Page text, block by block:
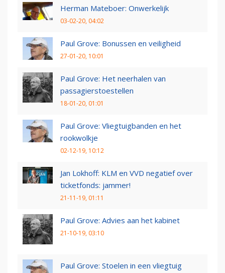
Herman Mateboer: Onwerkelijk
03-02-20, 04:02
Paul Grove: Bonussen en veiligheid
27-01-20, 10:01
Paul Grove: Het neerhalen van
passagierstoestellen
18-01-20, 01:01
Paul Grove: Vliegtuigbanden en het
rookwolkje
02-12-19, 10:12
Jan Lokhoff: KLM en VVD negatief over
ticketfonds: jammer!
21-11-19, 01:11
Paul Grove: Advies aan het kabinet
21-10-19, 03:10
Paul Grove: Stoelen in een vliegtuig